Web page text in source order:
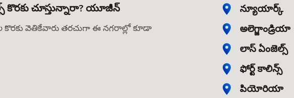
కొరకు చూస్తున్నారా? యూజీన్
కొరకు వెతికేవారు తరచుగా ఈ నగరాల్లో కూడా
న్యూయార్క్
అలెగ్జాండ్రియా
లాస్ ఏంజెల్స్
ఫోర్ట్ కాలిన్స్
పియోరియా